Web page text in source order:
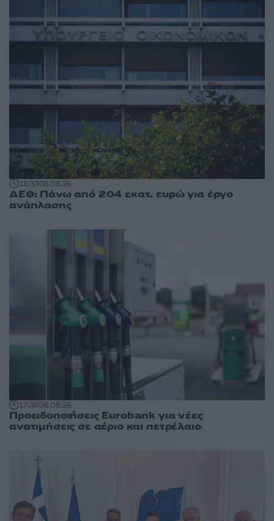
18:3306.08.26
ΔΕΘ: Πάνω από 204 εκατ. ευρώ για έργο
ανάπλασης
17:3606.08.26
Προειδοποιήσεις Eurobank για νέες
ανατιμήσεις σε αέριο και πετρέλαιο